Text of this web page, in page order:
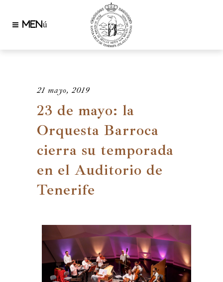
21 mayo, 2019
23 de mayo: la
Orquesta Barroca
cierra su temporada
en el Auditorio de
Tenerife